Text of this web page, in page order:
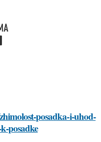
posadka-i-uhod-
posadke